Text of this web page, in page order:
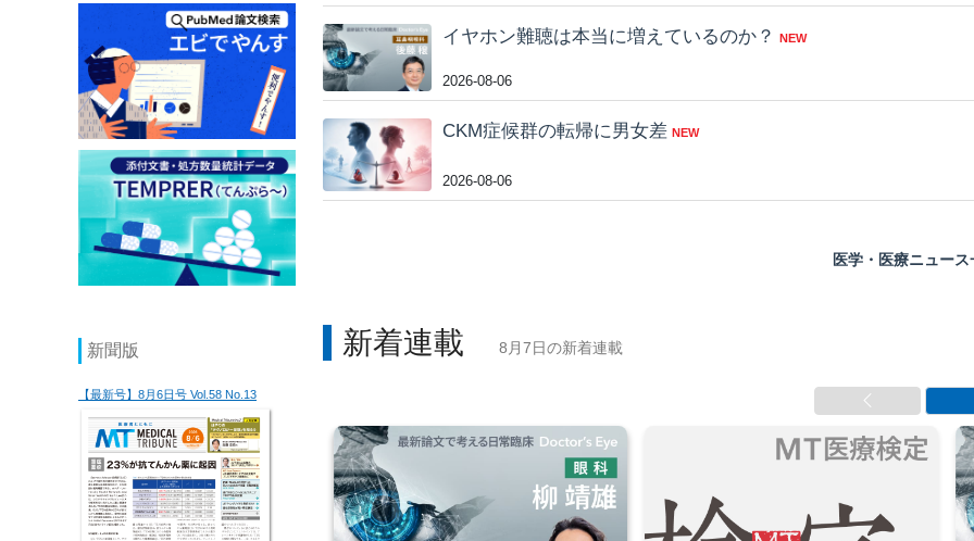
新聞版
【最新号】8月6日号 Vol.58 No.13
イヤホン難聴は本当に増えているのか？ NEW
2026-08-06
CKM症候群の転帰に男女差 NEW
2026-08-06
医学・医療ニュース
新着連載 8月7日の新着連載